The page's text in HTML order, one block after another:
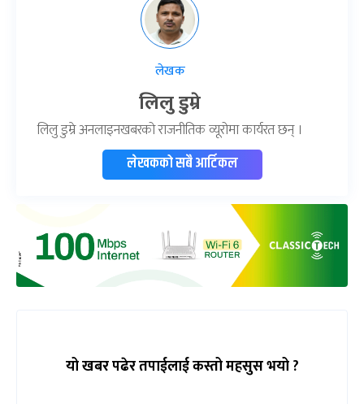
लेखक
लिलु डुम्रे
लिलु डुम्रे अनलाइनखबरको राजनीतिक व्यूरोमा कार्यरत छन् ।
लेखकको सबै आर्टिकल
यो खबर पढेर तपाईलाई कस्तो महसुस भयो ?